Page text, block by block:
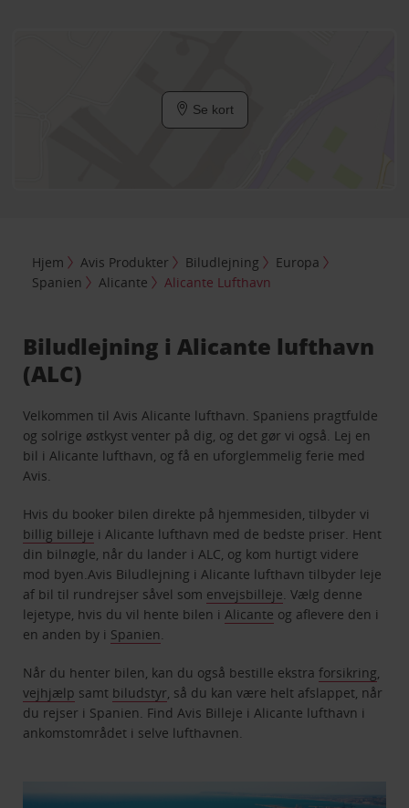
Se kort
Hjem Avis Produkter Biludlejning
Europa
Spanien
Alicante Alicante Lufthavn
Biludlejning i Alicante lufthavn
(ALC)
Velkommen til Avis Alicante lufthavn. Spaniens pragtfulde
og solrige østkyst venter på dig, og det gør vi også. Lej en
bil i Alicante lufthavn, og få en uforglemmelig ferie med
Avis.
Hvis du booker bilen direkte på hjemmesiden, tilbyder vi
billig billeje i Alicante lufthavn med de bedste priser. Hent
din bilnøgle, når du lander i ALC, og kom hurtigt videre
mod byen.Avis Biludlejning i Alicante lufthavn tilbyder leje
af bil til rundrejser såvel som envejsbilleje . Vælg denne
lejetype, hvis du vil hente bilen i Alicante og aflevere den i
en anden by i Spanien
Når du henter bilen, kan du også bestille ekstraforsikring
vejhjælp samt biludstyr , så du kan være helt afslappet, når
du rejser i Spanien. Find Avis Billeje i Alicante lufthavn i
ankomstområdet i selve lufthavnen.